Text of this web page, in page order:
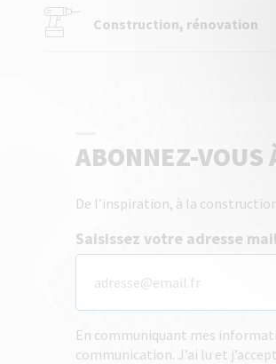
Construction, rénovation
ABONNEZ-VOUS
De l’inspiration, à la
Saisissez votre adresse mail
En communiquant mes
communication. J’ai lu et